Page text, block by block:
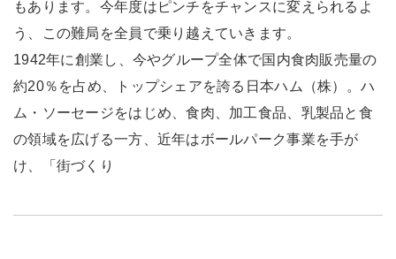
もあります。今年度はピンチをチャンスに変えられるよ
う、この難局を全員で乗り越えていきます。
1942年に創業し、今やグループ全体で国内食肉販売量の
約20％を占め、トップシェアを誇る日本ハム（株）。ハ
ム・ソーセージをはじめ、食肉、加工食品、乳製品と食
の領域を広げる一方、近年はボールパーク事業を手が
け、「街づくり